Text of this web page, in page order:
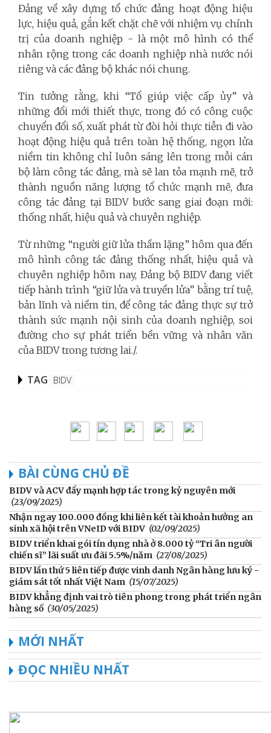
Đảng về xây dựng tổ chức đảng hoạt động hiệu
lực, hiệu quả, gắn kết chặt chẽ với nhiệm vụ chính
trị của doanh nghiệp - là một mô hình có thể
nhân rộng trong các doanh nghiệp nhà nước nói
riêng và các đảng bộ khác nói chung.
Tin tưởng rằng, khi “Tổ giúp việc cấp ủy” và
những đổi mới thiết thực, trong đó có công cuộc
chuyển đổi số, xuất phát từ đòi hỏi thực tiễn đi vào
hoạt động hiệu quả trên toàn hệ thống, ngọn lửa
niềm tin không chỉ luôn sáng lên trong mỗi cán
bộ làm công tác đảng, mà sẽ lan tỏa mạnh mẽ, trở
thành nguồn năng lượng tổ chức mạnh mẽ, đưa
công tác đảng tại BIDV bước sang giai đoạn mới:
thống nhất, hiệu quả và chuyên nghiệp.
Từ những “người giữ lửa thầm lặng” hôm qua đến
mô hình công tác đảng thống nhất, hiệu quả và
chuyên nghiệp hôm nay, Đảng bộ BIDV đang viết
tiếp hành trình “giữ lửa và truyền lửa” bằng trí tuệ,
bản lĩnh và niềm tin, để công tác đảng thực sự trở
thành sức mạnh nội sinh của doanh nghiệp, soi
đường cho sự phát triển bền vững và nhân văn
của BIDV trong tương lai./.
TAG BIDV
BÀI CÙNG CHỦ ĐỀ
BIDV và ACV đẩy mạnh hợp tác trong kỷ nguyên mới
(23/09/2025)
Nhận ngay 100.000 đồng khi liên kết tài khoản hưởng an
sinh xã hội trên VNeID với BIDV (02/09/2025)
BIDV triển khai gói tín dụng nhà ở 8.000 tỷ “Tri ân người
chiến sĩ” lãi suất ưu đãi 5.5%/năm (27/08/2025)
BIDV lần thứ 5 liên tiếp được vinh danh Ngân hàng lưu ký -
giám sát tốt nhất Việt Nam (15/07/2025)
BIDV khẳng định vai trò tiên phong trong phát triển ngân
hàng số (30/05/2025)
MỚI NHẤT
ĐỌC NHIỀU NHẤT